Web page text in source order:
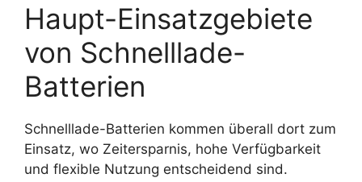
Haupt-Einsatzgebiete
von Schnelllade-
Batterien
Schnelllade-Batterien kommen überall dort zum
Einsatz, wo Zeitersparnis, hohe Verfügbarkeit
und flexible Nutzung entscheidend sind.